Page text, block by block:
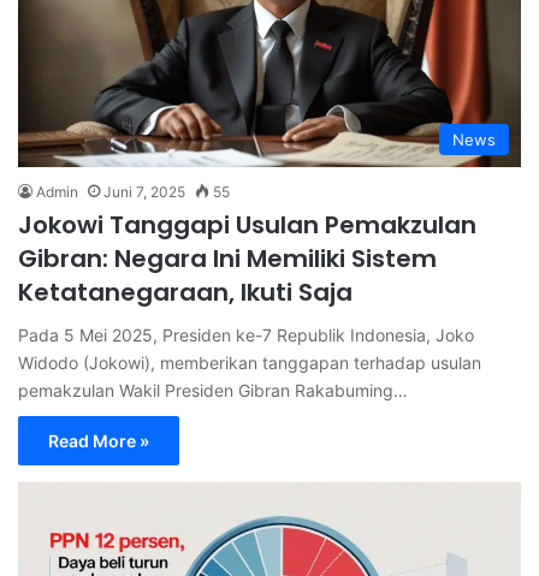
News
Admin Juni 7, 2025 55
Jokowi Tanggapi Usulan Pemakzulan
Gibran: Negara Ini Memiliki Sistem
Ketatanegaraan, Ikuti Saja
Pada 5 Mei 2025, Presiden ke-7 Republik Indonesia, Joko
Widodo (Jokowi), memberikan tanggapan terhadap usulan
pemakzulan Wakil Presiden Gibran Rakabuming…
Read More »